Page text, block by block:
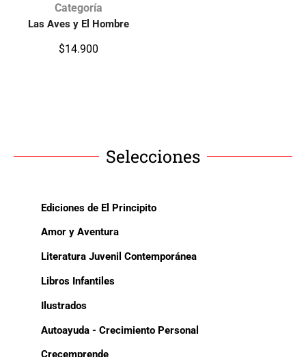
Categoría
Las Aves y El Hombre
$14.900
Selecciones
Ediciones de El Principito
Amor y Aventura
Literatura Juvenil Contemporánea
Libros Infantiles
Ilustrados
Autoayuda - Crecimiento Personal